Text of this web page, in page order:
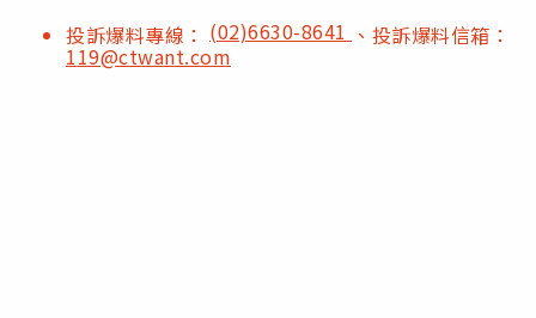
投訴爆料專線： (02)6630-8641 、投訴爆料信箱：
119@ctwant.com